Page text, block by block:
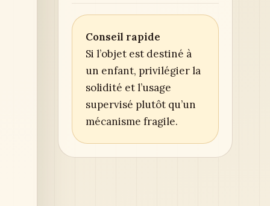
Conseil rapide
Si l’objet est destiné à
un enfant, privilégier la
solidité et l’usage
supervisé plutôt qu’un
mécanisme fragile.